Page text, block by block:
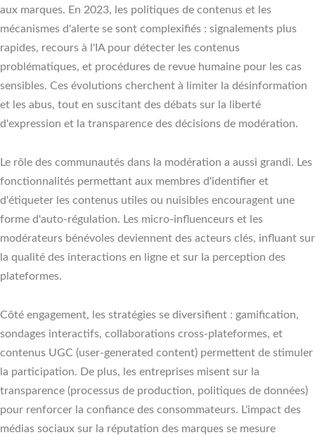
aux marques. En 2023, les politiques de contenus et les
mécanismes d'alerte se sont complexifiés : signalements plus
rapides, recours à l'IA pour détecter les contenus
problématiques, et procédures de revue humaine pour les cas
sensibles. Ces évolutions cherchent à limiter la désinformation
et les abus, tout en suscitant des débats sur la liberté
d'expression et la transparence des décisions de modération.
Le rôle des communautés dans la modération a aussi grandi. Les
fonctionnalités permettant aux membres d'identifier et
d'étiqueter les contenus utiles ou nuisibles encouragent une
forme d'auto-régulation. Les micro-influenceurs et les
modérateurs bénévoles deviennent des acteurs clés, influant sur
la qualité des interactions en ligne et sur la perception des
plateformes.
Côté engagement, les stratégies se diversifient : gamification,
sondages interactifs, collaborations cross-plateformes, et
contenus UGC (user-generated content) permettent de stimuler
la participation. De plus, les entreprises misent sur la
transparence (processus de production, politiques de données)
pour renforcer la confiance des consommateurs. L'impact des
médias sociaux sur la réputation des marques se mesure